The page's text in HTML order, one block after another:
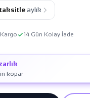
aylık
14 Gün Kolay İade
kopar